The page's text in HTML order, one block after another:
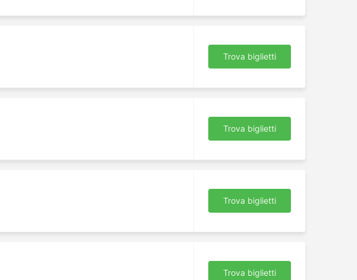
Trova biglietti
Trova biglietti
Trova biglietti
Trova biglietti